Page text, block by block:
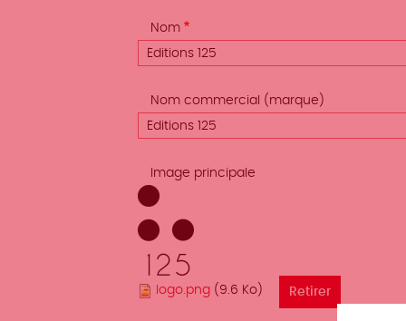
Nom
Nom commercial (marque)
Image principale
logo.png (9.6 Ko)